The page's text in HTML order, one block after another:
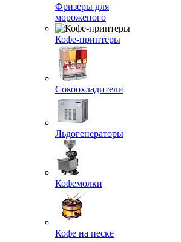
Фризеры для
мороженого
Кофе-принтеры
Сокоохладители
Льдогенераторы
Кофемолки
Кофе на песке